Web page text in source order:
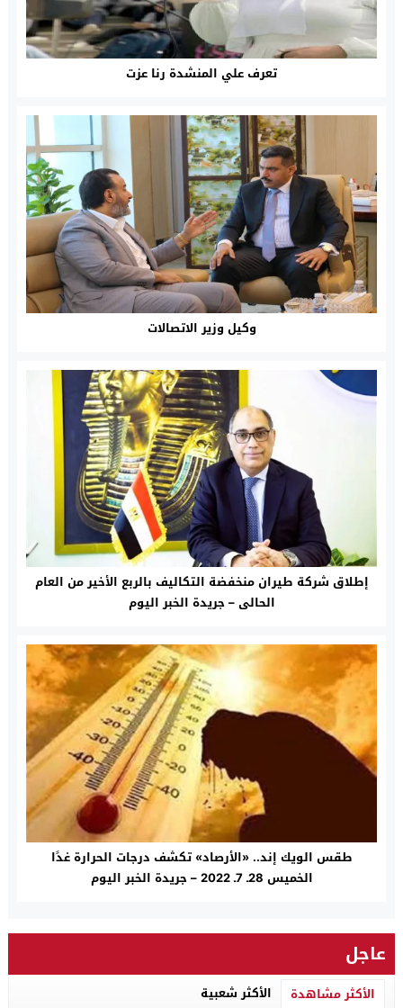
تعرف علي المنشدة رنا عزت
وكيل وزير الاتصالات
إطلاق شركة طيران منخفضة التكاليف بالربع الأخير من العام
الحالى – جريدة الخبر اليوم
طقس الويك إند.. «الأرصاد» تكشف درجات الحرارة غدًا
الخميس 28ـ 7ـ 2022 – جريدة الخبر اليوم
عاجل
الأكثر مشاهدة الأكثر شعبية